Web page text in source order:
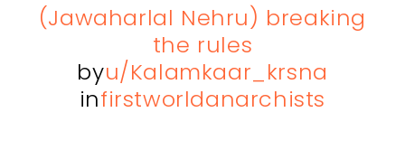
(Jawaharlal Nehru) breaking
the rules
byu/Kalamkaar_krsna
infirstworldanarchists